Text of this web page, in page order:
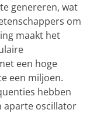
genereren, wat
om
maakt het
een hoge
een miljoen.
hebben
aparte oscillator